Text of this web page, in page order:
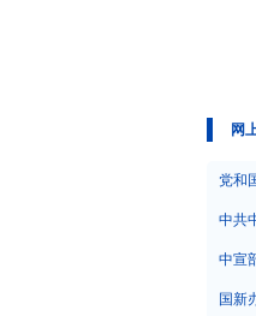
网
29日10:00 国务院台湾事务办公室7
党和
中共
中宣
国新